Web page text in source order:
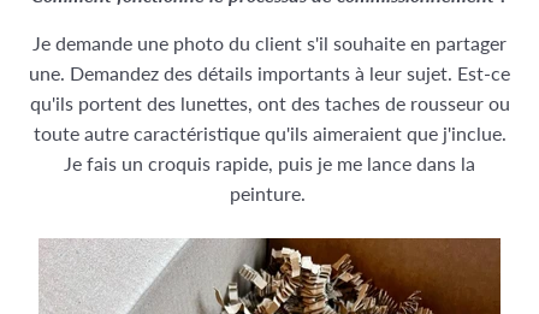
Je demande une photo du client s'il souhaite en partager
une. Demandez des détails importants à leur sujet. Est-ce
qu'ils portent des lunettes, ont des taches de rousseur ou
toute autre caractéristique qu'ils aimeraient que j'inclue.
Je fais un croquis rapide, puis je me lance dans la
peinture.